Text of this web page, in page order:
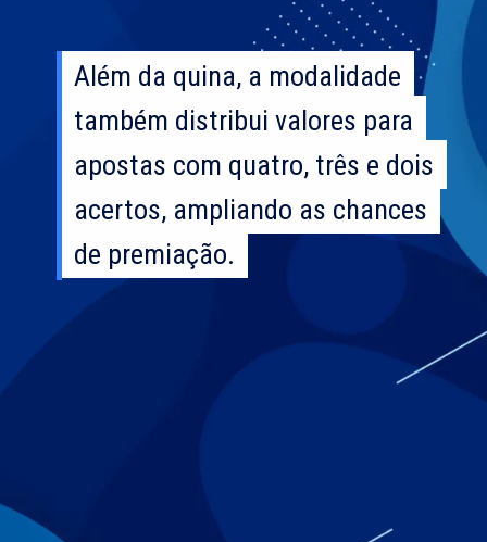
Além da quina, a modalidade
também distribui valores para
apostas com quatro, três e dois
acertos, ampliando as chances
de premiação.
Além da quina, a modalidade
também distribui valores para
apostas com quatro, três e dois
acertos, ampliando as chances
de premiação.